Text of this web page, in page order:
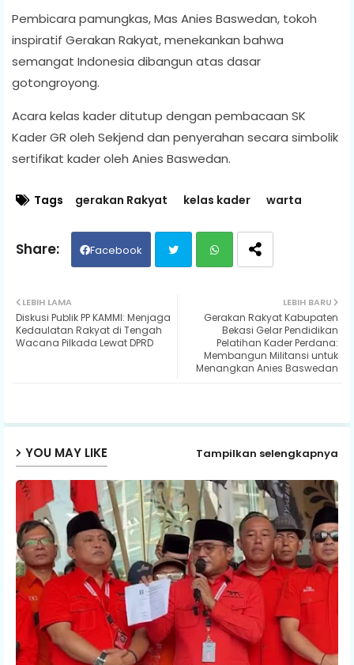
Pembicara pamungkas, Mas Anies Baswedan, tokoh
inspiratif Gerakan Rakyat, menekankan bahwa
semangat Indonesia dibangun atas dasar
gotongroyong.
Acara kelas kader ditutup dengan pembacaan SK
Kader GR oleh Sekjend dan penyerahan secara simbolik
sertifikat kader oleh Anies Baswedan.
Tags gerakan Rakyat kelas kader warta
Facebook
ter ats
ap
LEBIH BARU
Gerakan Rakyat Kabupaten
Bekasi Gelar Pendidikan
Pelatihan Kader Perdana:
Membangun Militansi untuk
Menangkan Anies Baswedan
LEBIH LAMA
Diskusi Publik PP KAMMI: Menjaga
Kedaulatan Rakyat di Tengah
Wacana Pilkada Lewat DPRD
YOU MAY LIKE Tampilkan selengkapnya